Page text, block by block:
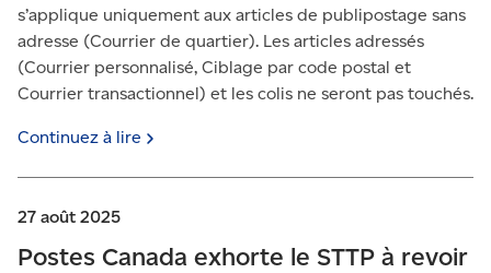
s’applique uniquement aux articles de publipostage sans
adresse (Courrier de quartier). Les articles adressés
(Courrier personnalisé, Ciblage par code postal et
Courrier transactionnel) et les colis ne seront pas touchés.
Continuez à lire
27 août 2025
Postes Canada exhorte le STTP à revoir